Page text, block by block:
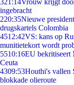
321:14Vrouw krijgt
ingebracht
220:35Nieuwe
drugskartels Colombia
4512:42VS: kans op
munitietekort wordt
5510:16EU bekritiseert
Ceuta
4309:53Houthi's vallen
blokkade olieroute